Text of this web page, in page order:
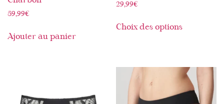
59,99€
Ajouter au panier
29,99€
Choix des options